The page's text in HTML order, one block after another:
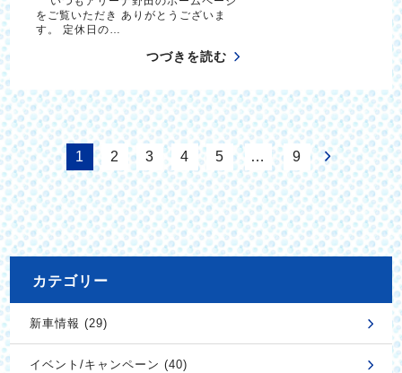
をご覧いただき ありがとうございま
す。 定休日の…
つづきを読む
1 2 3 4 5 … 9
カテゴリー
新車情報 (29)
イベント/キャンペーン (40)